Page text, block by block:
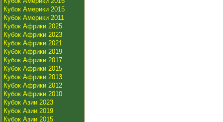
Кубок Америки 2015
Кубок Америки 2011
Кубок Африки 2025
Кубок Африки 2023
Кубок Африки 2021
Кубок Африки 2019
Кубок Африки 2017
Кубок Африки 2015
Кубок Африки 2013
Кубок Африки 2012
Кубок Африки 2010
Кубок Азии 2023
Кубок Азии 2019
Кубок Азии 2015